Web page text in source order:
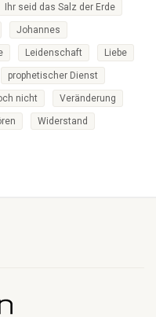
Ihr seid das Salz der Erde
Johannes
Leidenschaft Liebe
prophetischer Dienst
nicht Veränderung
Widerstand